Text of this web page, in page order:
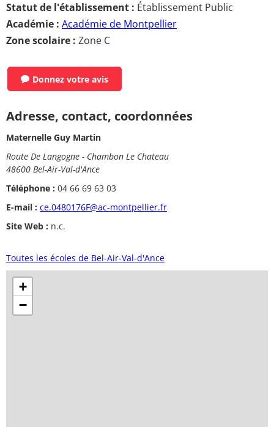
Statut de l'établissement : Établissement Public
Académie : Académie de Montpellier
Zone scolaire : Zone C
Donnez votre avis
Adresse, contact, coordonnées
Maternelle Guy Martin
Route De Langogne - Chambon Le Chateau
48600 Bel-Air-Val-d'Ance
Téléphone : 04 66 69 63 03
E-mail : ce.0480176F@ac-montpellier.fr
Site Web : n.c.
Toutes les écoles de Bel-Air-Val-d'Ance
+
−